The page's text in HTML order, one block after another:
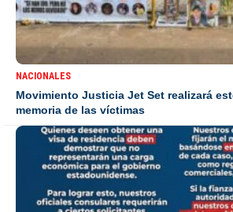
NACIONALES
Movimiento Justicia Jet Set realizará
memoria de las víctimas